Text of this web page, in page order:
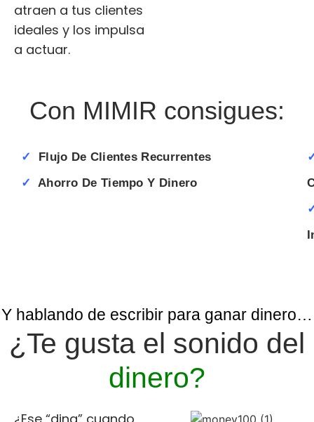
atraen a tus clientes
ideales y los impulsa
a actuar.
Con MIMIR consigues:
✓ Flujo De Clientes Recurrentes
✓ Ahorro De Tiempo Y Dinero
Y hablando de escribir para ganar dinero…
¿Te gusta el sonido del
dinero?